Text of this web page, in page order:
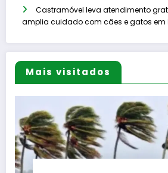
Castramóvel leva atendimento
amplia cuidado com cães e gatos em
Mais visitados